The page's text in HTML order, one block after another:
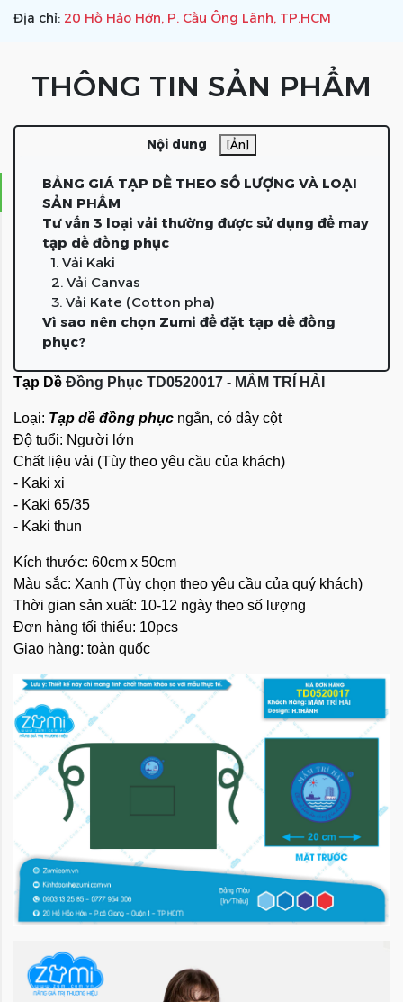
Địa chỉ: 20 Hồ Hảo Hớn, P. Cầu Ông Lãnh, TP.HCM
THÔNG TIN SẢN PHẨM
Nội dung [Ẩn]
BẢNG GIÁ TẠP DỀ THEO SỐ LƯỢNG VÀ LOẠI
SẢN PHẨM
Tư vấn 3 loại vải thường được sử dụng để may
tạp dề đồng phục
1. Vải Kaki
2. Vải Canvas
3. Vải Kate (Cotton pha)
Vì sao nên chọn Zumi để đặt tạp dề đồng
phục?
Tạp Dề Đồng Phục TD0520017 - MẮM TRÍ HẢI
Loại: Tạp dề đồng phục ngắn, có dây cột
Độ tuổi: Người lớn
Chất liệu vải (Tùy theo yêu cầu của khách)
- Kaki xi
- Kaki 65/35
- Kaki thun
Kích thước: 60cm x 50cm
Màu sắc: Xanh (Tùy chọn theo yêu cầu của quý khách)
Thời gian sản xuất: 10-12 ngày theo số lượng
Đơn hàng tối thiểu: 10pcs
Giao hàng: toàn quốc